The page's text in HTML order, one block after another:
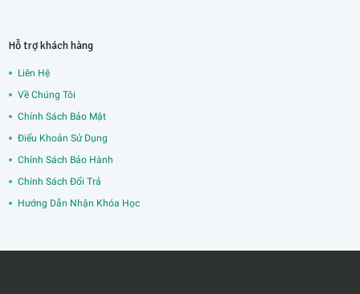
Hỗ trợ khách hàng
Liên Hệ
Về Chúng Tôi
Chính Sách Bảo Mật
Điểu Khoản Sử Dụng
Chính Sách Bảo Hành
Chính Sách Đổi Trả
Hướng Dẫn Nhận Khóa Học